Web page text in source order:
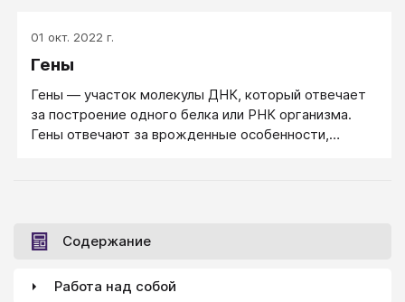
01 окт. 2022 г.
Гены
Гены — участок молекулы ДНК, который отвечает
за построение одного белка или РНК организма.
Гены отвечают за врожденные особенности,
детей - гены ваших родителей.
Содержание
Работа над собой